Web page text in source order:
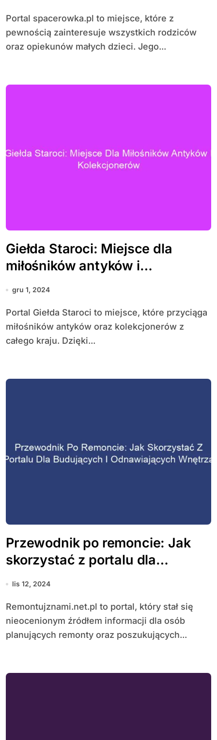
Portal spacerowka.pl to miejsce, które z
pewnością zainteresuje wszystkich rodziców
oraz opiekunów małych dzieci. Jego...
Giełda Staroci: Miejsce dla
miłośników antyków i
kolekcjonerów
gru 1, 2024
Portal Giełda Staroci to miejsce, które przyciąga
miłośników antyków oraz kolekcjonerów z
całego kraju. Dzięki...
Przewodnik po remoncie: Jak
skorzystać z portalu dla
budujących i odnawiających
lis 12, 2024
Remontujznami.net.pl to portal, który stał się
nieocenionym źródłem informacji dla osób
planujących remonty oraz poszukujących...